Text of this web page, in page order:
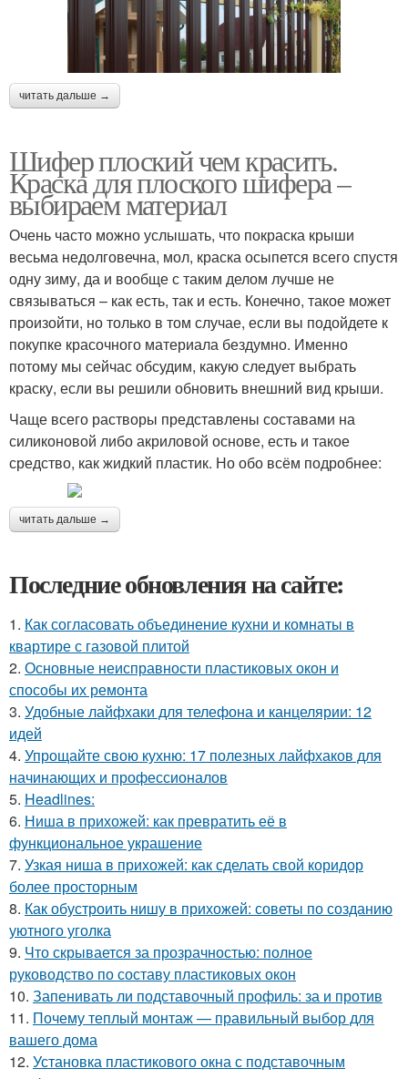
читать дальше →
Шифер плоский чем красить.
Краска для плоского шифера –
выбираем материал
Очень часто можно услышать, что покраска крыши
весьма недолговечна, мол, краска осыпется всего спустя
одну зиму, да и вообще с таким делом лучше не
связываться – как есть, так и есть. Конечно, такое может
произойти, но только в том случае, если вы подойдете к
покупке красочного материала бездумно. Именно
потому мы сейчас обсудим, какую следует выбрать
краску, если вы решили обновить внешний вид крыши.
Чаще всего растворы представлены составами на
силиконовой либо акриловой основе, есть и такое
средство, как жидкий пластик. Но обо всём подробнее:
читать дальше →
Последние обновления на сайте:
1. Как согласовать объединение кухни и комнаты в
квартире с газовой плитой
2. Основные неисправности пластиковых окон и
способы их ремонта
3. Удобные лайфхаки для телефона и канцелярии: 12
идей
4. Упрощайте свою кухню: 17 полезных лайфхаков для
начинающих и профессионалов
5. Headlines:
6. Ниша в прихожей: как превратить её в
функциональное украшение
7. Узкая ниша в прихожей: как сделать свой коридор
более просторным
8. Как обустроить нишу в прихожей: советы по созданию
уютного уголка
9. Что скрывается за прозрачностью: полное
руководство по составу пластиковых окон
10. Запенивать ли подставочный профиль: за и против
11. Почему теплый монтаж — правильный выбор для
вашего дома
12. Установка пластикового окна с подставочным